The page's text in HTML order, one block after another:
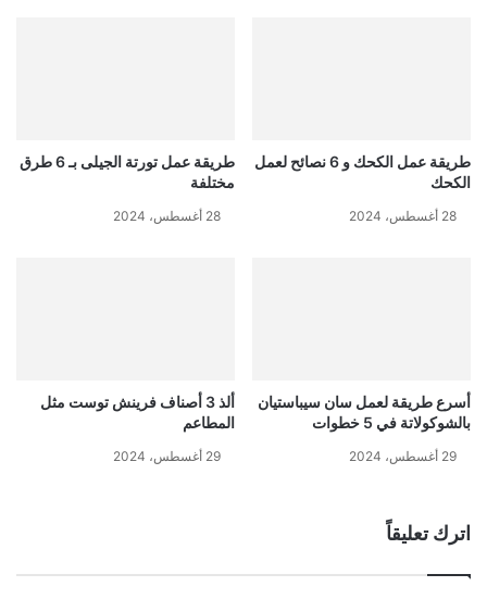
طريقة عمل الكحك و 6 نصائح لعمل
الكحك
28 أغسطس، 2024
طريقة عمل تورتة الجيلى بـ 6 طرق
مختلفة
28 أغسطس، 2024
أسرع طريقة لعمل سان سيباستيان
بالشوكولاتة في 5 خطوات
29 أغسطس، 2024
ألذ 3 أصناف فرينش توست مثل
المطاعم
29 أغسطس، 2024
اترك تعليقاً